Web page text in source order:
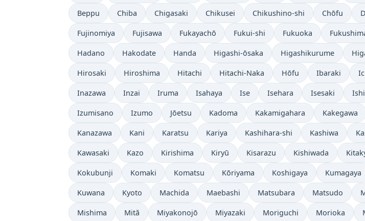
Beppu Chiba Chigasaki Chikusei Chikushino-shi Chōfu
Fujinomiya Fujisawa Fukayachō Fukui-shi Fukuoka
Hadano Hakodate Handa Higashi-ōsaka Higashikurume
Hirosaki Hiroshima Hitachi Hitachi-Naka Hōfu Ibaraki
Inazawa Inzai Iruma Isahaya Ise Isehara Isesaki
Izumisano Izumo Jōetsu Kadoma Kakamigahara Kakegawa
Kanazawa Kani Karatsu Kariya Kashihara-shi Kashiwa
Kawasaki Kazo Kirishima Kiryū Kisarazu Kishiwada
Kokubunji Komaki Komatsu Kōriyama Koshigaya Kumagaya
Kuwana Kyoto Machida Maebashi Matsubara Matsudo
Mishima Mită Miyakonojō Miyazaki Moriguchi Morioka